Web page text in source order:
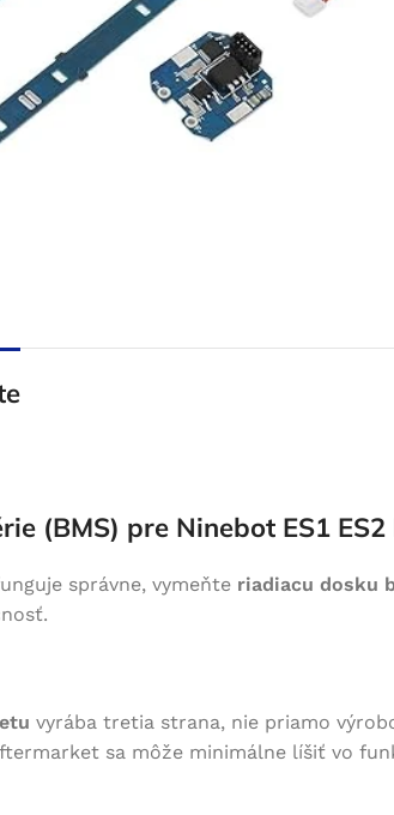
(BMS) pre Ninebot ES1 ES2
správne, vymeňte riadiacu dosku
vyrába tretia strana, nie priamo
sa môže minimálne líšiť vo